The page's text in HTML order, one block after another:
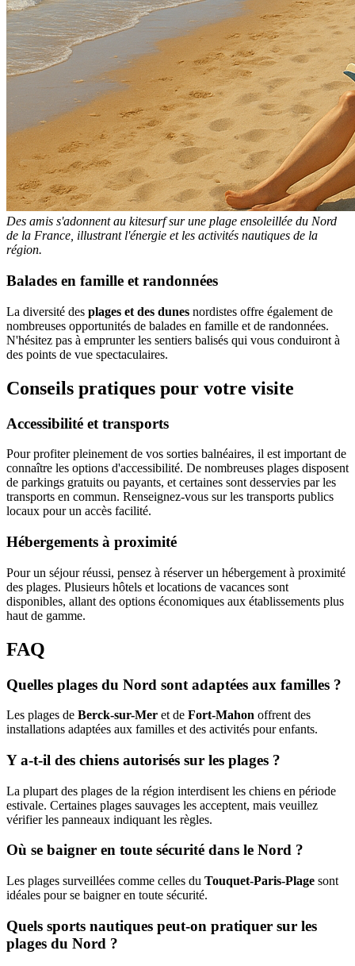
Des amis s'adonnent au kitesurf sur une plage ensoleillée du Nord
de la France, illustrant l'énergie et les activités nautiques de la
région.
Balades en famille et randonnées
La diversité des plages et des dunes nordistes offre également de
nombreuses opportunités de balades en famille et de randonnées.
N'hésitez pas à emprunter les sentiers balisés qui vous conduiront à
des points de vue spectaculaires.
Conseils pratiques pour votre visite
Accessibilité et transports
Pour profiter pleinement de vos sorties balnéaires, il est important de
connaître les options d'accessibilité. De nombreuses plages disposent
de parkings gratuits ou payants, et certaines sont desservies par les
transports en commun. Renseignez-vous sur les transports publics
locaux pour un accès facilité.
Hébergements à proximité
Pour un séjour réussi, pensez à réserver un hébergement à proximité
des plages. Plusieurs hôtels et locations de vacances sont
disponibles, allant des options économiques aux établissements plus
haut de gamme.
FAQ
Quelles plages du Nord sont adaptées aux familles ?
Les plages de Berck-sur-Mer et de Fort-Mahon offrent des
installations adaptées aux familles et des activités pour enfants.
Y a-t-il des chiens autorisés sur les plages ?
La plupart des plages de la région interdisent les chiens en période
estivale. Certaines plages sauvages les acceptent, mais veuillez
vérifier les panneaux indiquant les règles.
Où se baigner en toute sécurité dans le Nord ?
Les plages surveillées comme celles du Touquet-Paris-Plage sont
idéales pour se baigner en toute sécurité.
Quels sports nautiques peut-on pratiquer sur les
plages du Nord ?